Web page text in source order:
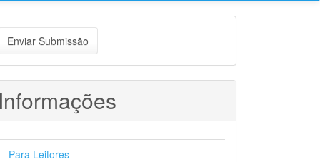
Enviar Submissão
Para Leitores